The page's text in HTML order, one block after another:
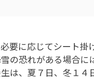
要に応じてシート掛
の恐れがある場合
は、夏７日、冬１４